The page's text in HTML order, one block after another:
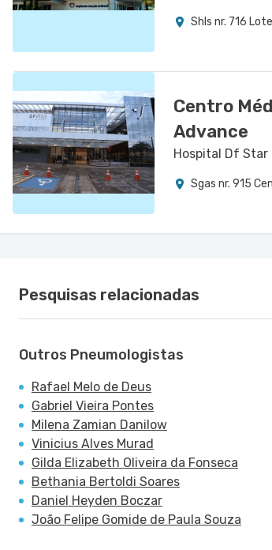
Shls nr. 716
Centro
Advance
Hospital Df Star
Sgas nr. 915
Pesquisas relacionadas
Outros Pneumologistas
Rafael Melo de Deus
Gabriel Vieira Pontes
Milena Zamian Danilow
Vinicius Alves Murad
Gilda Elizabeth Oliveira da Fonseca
Bethania Bertoldi Soares
Daniel Heyden Boczar
João Felipe Gomide de Paula Souza